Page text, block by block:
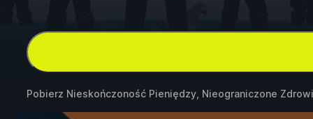
Pobierz Nieskończoność Pieniędzy, Nieograniczone